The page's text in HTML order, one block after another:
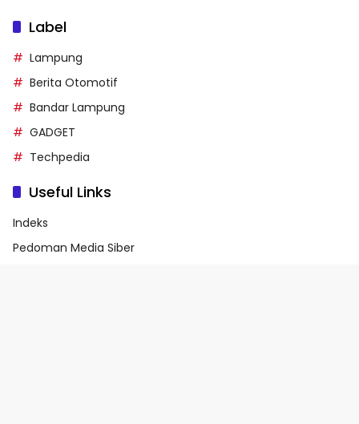
Label
Lampung
Berita Otomotif
Bandar Lampung
GADGET
Techpedia
Useful Links
Indeks
Pedoman Media Siber